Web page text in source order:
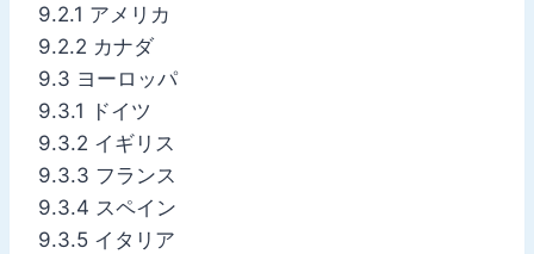
9.2.1 アメリカ
9.2.2 カナダ
9.3 ヨーロッパ
9.3.1 ドイツ
9.3.2 イギリス
9.3.3 フランス
9.3.4 スペイン
9.3.5 イタリア